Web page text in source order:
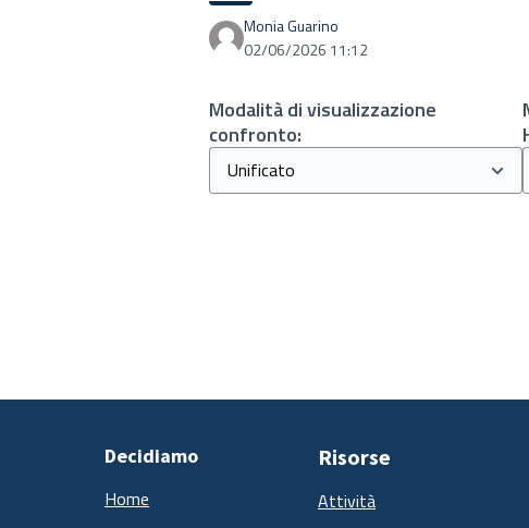
Monia Guarino
02/06/2026 11:12
Modalità di visualizzazione
confronto:
Decidiamo
Home
Risorse
Attività